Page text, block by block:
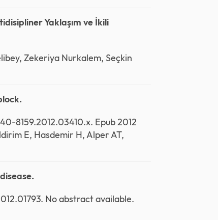
Yaklaşım ve İkili
Zekeriya Nurkalem, Seçkin
8159.2012.03410.x. Epub 2012
E, Hasdemir H, Alper AT,
No abstract available.